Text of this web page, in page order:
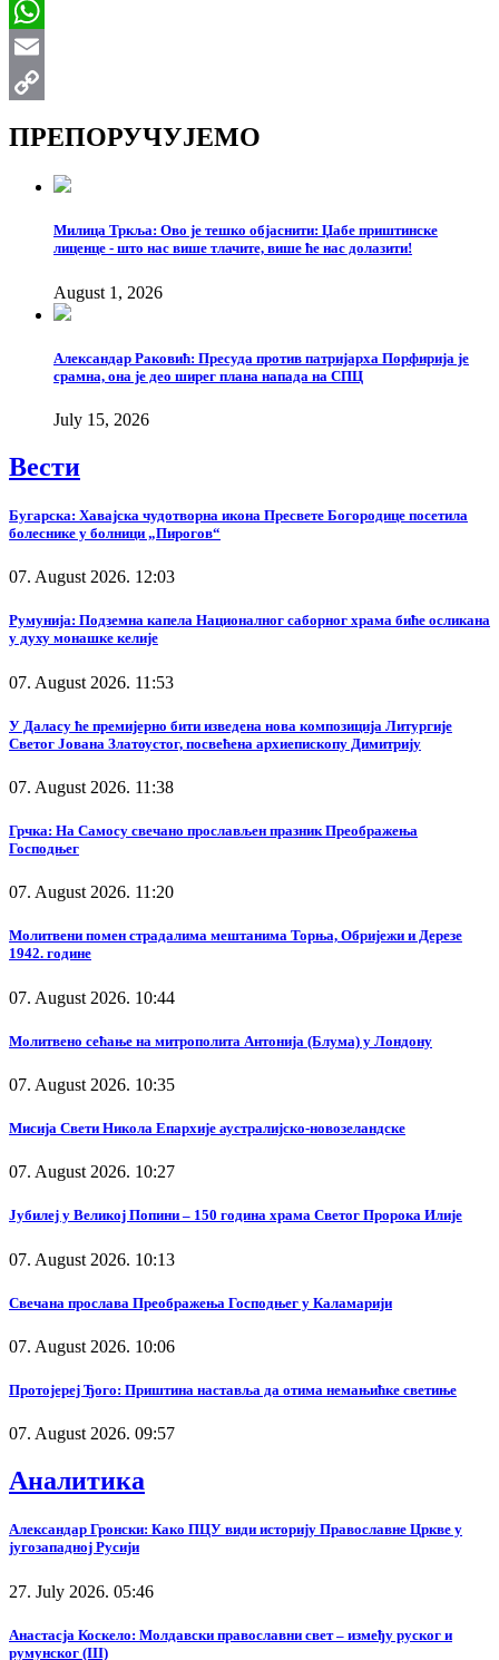
Viber
WhatsApp
Email
ПРЕПОРУЧУЈЕМО
Милица Тркља: Ово је тешко објаснити: Џабе приштинске
лиценце - што нас више тлачите, више ће нас долазити!
August 1, 2026
Александар Раковић: Пресуда против патријарха Порфирија је
срамна, она је део ширег плана напада на СПЦ
July 15, 2026
Вести
Бугарска: Хавајска чудотворна икона Пресвете Богородице посетила
болеснике у болници „Пирогов“
07. August 2026. 12:03
Румунија: Подземна капела Националног саборног храма биће осликана
у духу монашке келије
07. August 2026. 11:53
У Даласу ће премијерно бити изведена нова композиција Литургије
Светог Јована Златоустог, посвећена архиепископу Димитрију
07. August 2026. 11:38
Грчка: На Самосу свечано прослављен празник Преображења
Господњег
07. August 2026. 11:20
Молитвени помен страдалима мештанима Торња, Обријежи и Дерезе
1942. године
07. August 2026. 10:44
Молитвено сећање на митрополита Антонија (Блума) у Лондону
07. August 2026. 10:35
Мисија Свети Никола Епархије аустралијско-новозеландске
07. August 2026. 10:27
Јубилеј у Великој Попини – 150 година храма Светог Пророка Илије
07. August 2026. 10:13
Свечана прослава Преображења Господњег у Каламарији
07. August 2026. 10:06
Протојереј Ђого: Приштина наставља да отима немањићке светиње
07. August 2026. 09:57
Аналитика
Александар Гронски: Како ПЦУ види историју Православне Цркве у
југозападној Русији
27. July 2026. 05:46
Анастасја Коскело: Молдавски православни свет – између руског и
румунског (III)